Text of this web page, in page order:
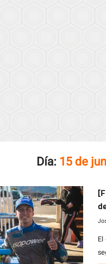
Día: 15 de